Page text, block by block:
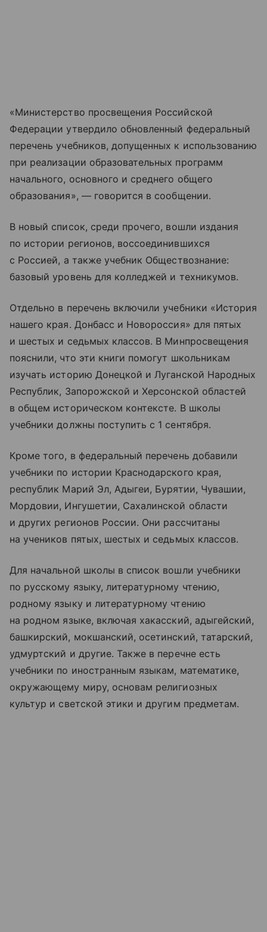
«Министерство просвещения Российской
Федерации утвердило обновленный федеральный
перечень учебников, допущенных к использованию
при реализации образовательных программ
начального, основного и среднего общего
образования», — говорится в сообщении.
В новый список, среди прочего, вошли издания
по истории регионов, воссоединившихся
с Россией, а также учебник Обществознание:
базовый уровень для колледжей и техникумов.
Отдельно в перечень включили учебники «История
нашего края. Донбасс и Новороссия» для пятых
и шестых и седьмых классов. В Минпросвещения
пояснили, что эти книги помогут школьникам
изучать историю Донецкой и Луганской Народных
Республик, Запорожской и Херсонской областей
в общем историческом контексте. В школы
учебники должны поступить с 1 сентября.
Кроме того, в федеральный перечень добавили
учебники по истории Краснодарского края,
республик Марий Эл, Адыгеи, Бурятии, Чувашии,
Мордовии, Ингушетии, Сахалинской области
и других регионов России. Они рассчитаны
на учеников пятых, шестых и седьмых классов.
Для начальной школы в список вошли учебники
по русскому языку, литературному чтению,
родному языку и литературному чтению
на родном языке, включая хакасский, адыгейский,
башкирский, мокшанский, осетинский, татарский,
удмуртский и другие. Также в перечне есть
учебники по иностранным языкам, математике,
окружающему миру, основам религиозных
культур и светской этики и другим предметам.